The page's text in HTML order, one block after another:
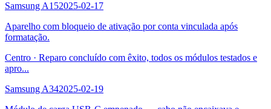
Samsung A152025-02-17
Aparelho com bloqueio de ativação por conta vinculada após
formatação.
Centro · Reparo concluído com êxito, todos os módulos testados e
apro...
Samsung A342025-02-19